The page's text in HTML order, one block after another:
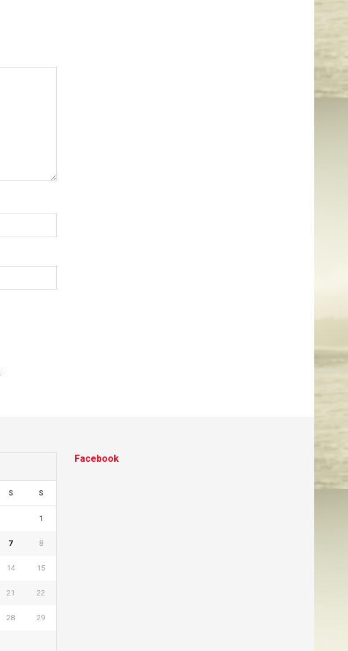
S S
1
7 8
14 15
21 22
28 29
Facebook